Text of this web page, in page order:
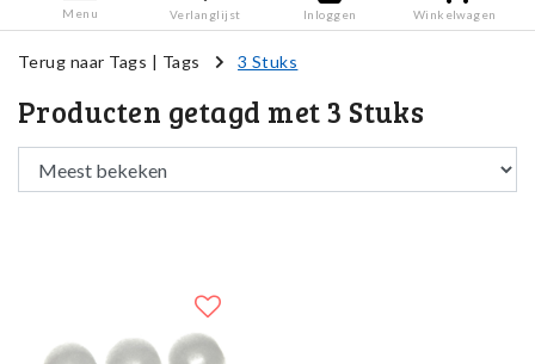
Menu Verlanglijst Inloggen Winkelwagen
Terug naar Tags | Tags 3 Stuks
Producten getagd met 3 Stuks